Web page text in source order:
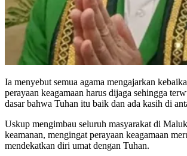
Ia menyebut semua agama mengajarkan
perayaan keagamaan harus dijaga sehingga
dasar bahwa Tuhan itu baik dan ada kasih di
Uskup mengimbau seluruh masyarakat di
keamanan, mengingat perayaan keagamaan
mendekatkan diri umat dengan Tuhan.